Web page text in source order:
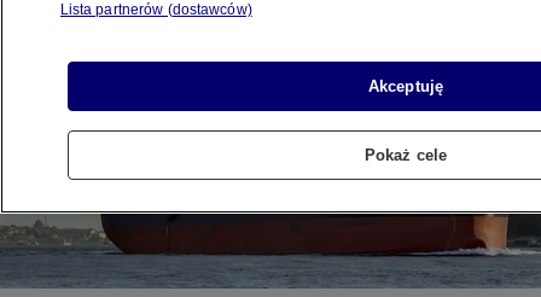
Lista partnerów (dostawców)
Akceptuję
Pokaż cele